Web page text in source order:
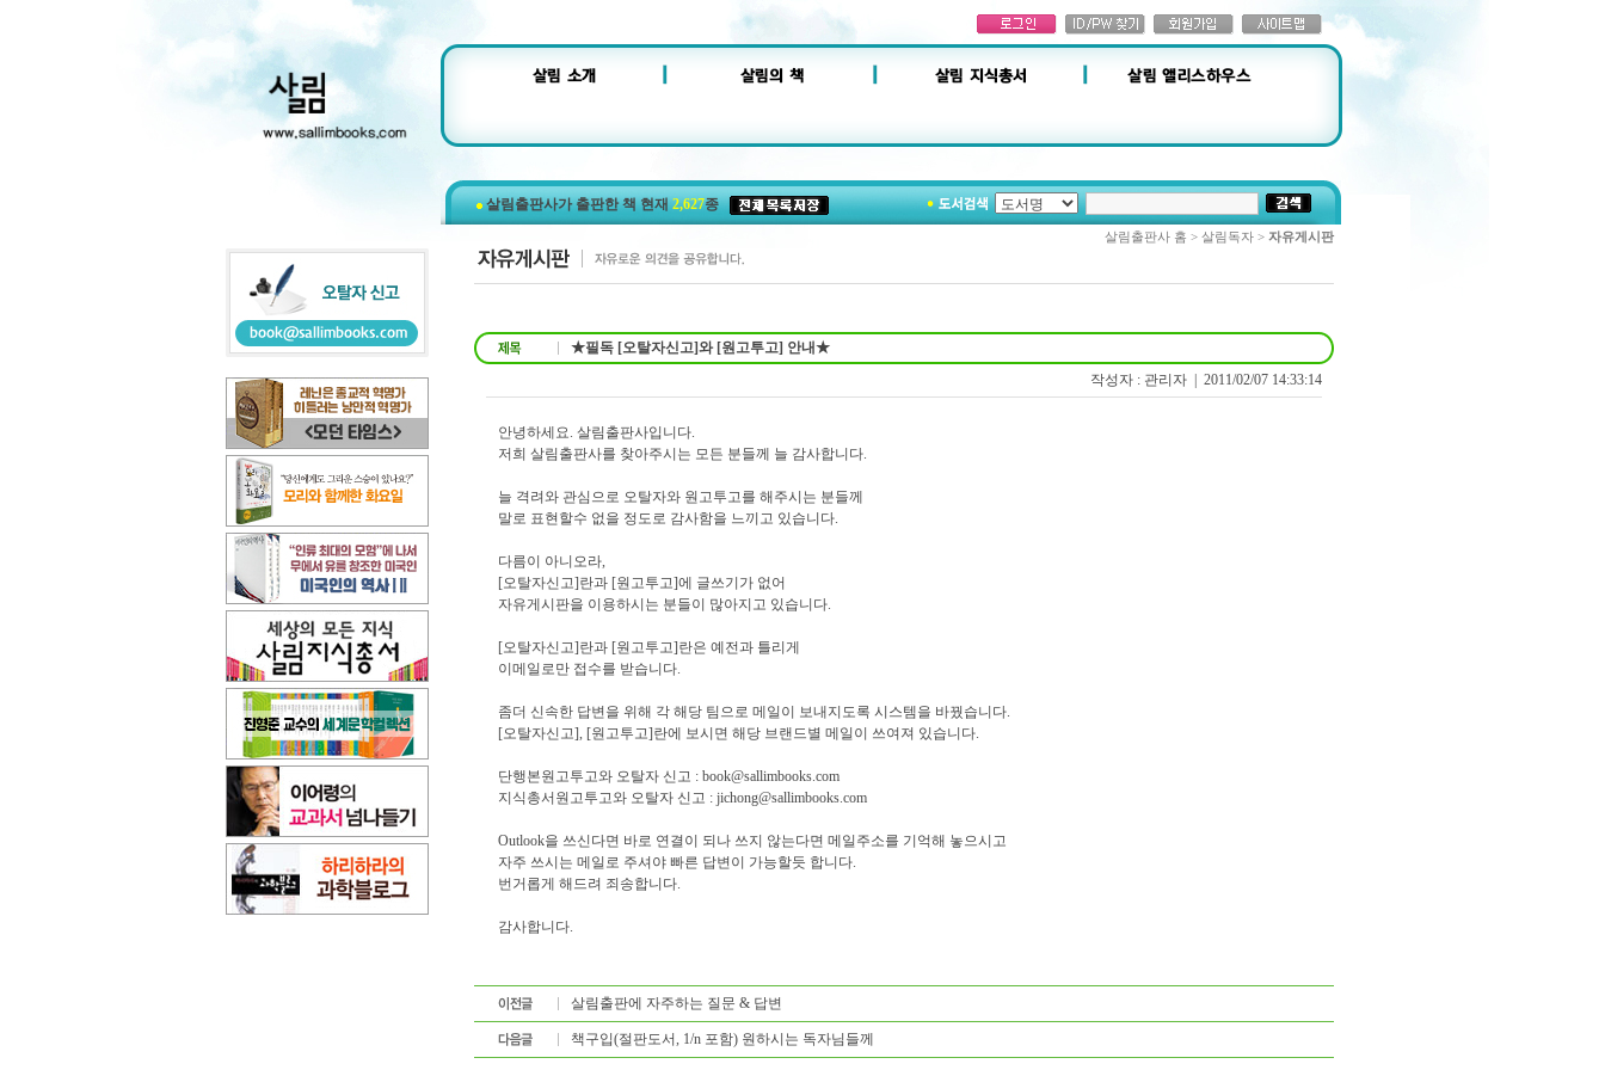
살림출판사가 출판한 책 현재2,627종
살림출판사 홈 > 살림독자 > 자유게시판
★필독 [오탈자신고]와 [원고투고] 안내★
작성자 : 관리자 | 2011/02/07 14:33:14
안녕하세요. 살림출판사입니다.
저희 살림출판사를 찾아주시는 모든 분들께 늘 감사합니다.
늘 격려와 관심으로 오탈자와 원고투고를 해주시는 분들께
말로 표현할수 없을 정도로 감사함을 느끼고 있습니다.
다름이 아니오라,
[오탈자신고]란과 [원고투고]에 글쓰기가 없어
자유게시판을 이용하시는 분들이 많아지고 있습니다.
[오탈자신고]란과 [원고투고]란은 예전과 틀리게
이메일로만 접수를 받습니다.
좀더 신속한 답변을 위해 각 해당 팀으로 메일이 보내지도록 시스템을 바꿨습니다.
[오탈자신고], [원고투고]란에 보시면 해당 브랜드별 메일이 쓰여져 있습니다.
단행본원고투고와 오탈자 신고 : book@sallimbooks.com
지식총서원고투고와 오탈자 신고 : jichong@sallimbooks.com
Outlook을 쓰신다면 바로 연결이 되나 쓰지 않는다면 메일주소를 기억해 놓으시고
자주 쓰시는 메일로 주셔야 빠른 답변이 가능할듯 합니다.
번거롭게 해드려 죄송합니다.
감사합니다.
살림출판에 자주하는 질문 & 답변
책구입(절판도서, 1/n 포함) 원하시는 독자님들께